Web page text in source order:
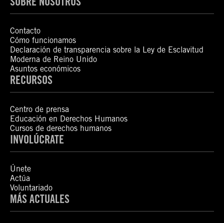
Contacto
Cómo funcionamos
Declaración de transparencia sobre la Ley de Esclavitud
Moderna de Reino Unido
Asuntos económicos
RECURSOS
Centro de prensa
Educación en Derechos Humanos
Cursos de derechos humanos
INVOLÚCRATE
Únete
Actúa
Voluntariado
MÁS ACTUALES